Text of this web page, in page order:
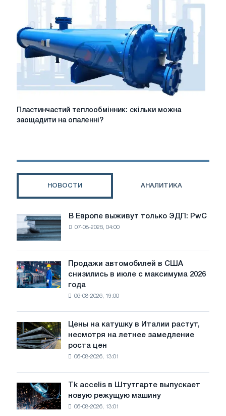
Пластинчастий
на
Пластинчастий теплообмінник: скільки можна
заощадити на опаленні?
НОВОСТИ АНАЛИТИКА
Европе
выживут
только
ЭДП:
PwC
В Европе выживут только ЭДП: PwC
07-08-2026, 04:00
Продажи
автомобилей
в
июле
с
максимума
года
Продажи автомобилей в США
снизились в июле с максимума 2026
года
06-08-2026, 19:00
Цены
на
катушку
несмотря
на
летнее
Цены на катушку в Италии растут,
несмотря на летнее замедление
роста цен
06-08-2026, 13:01
Tk
accelis
в
Tk accelis в Штутгарте выпускает
новую режущую машину
06-08-2026, 13:01